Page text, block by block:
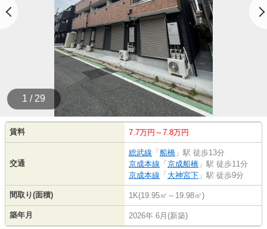
1 / 29
賃料 7.7万円～7.8万円
交通
総武線 「 船橋 」駅 徒歩13分
京成本線 「 京成船橋 」駅 徒歩11分
京成本線 「 大神宮下 」駅 徒歩9分
間取り(面積) 1K(19.95㎡～19.98㎡)
築年月 2026年 6月(新築)